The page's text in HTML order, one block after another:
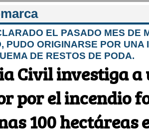
EL PASADO MES DE
PUDO ORIGINARSE POR UNA
DE RESTOS DE PODA.
Civil investiga a
por el incendio
100 hectáreas